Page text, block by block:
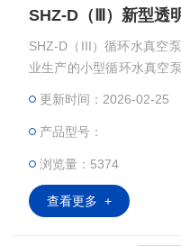
SHZ-D（III）循环水真空
业生产的小型循环水真空
实验室面积小，由巩义市
更新时间：2026-02-25
产品型号：
浏览量：5374
查看更多 +